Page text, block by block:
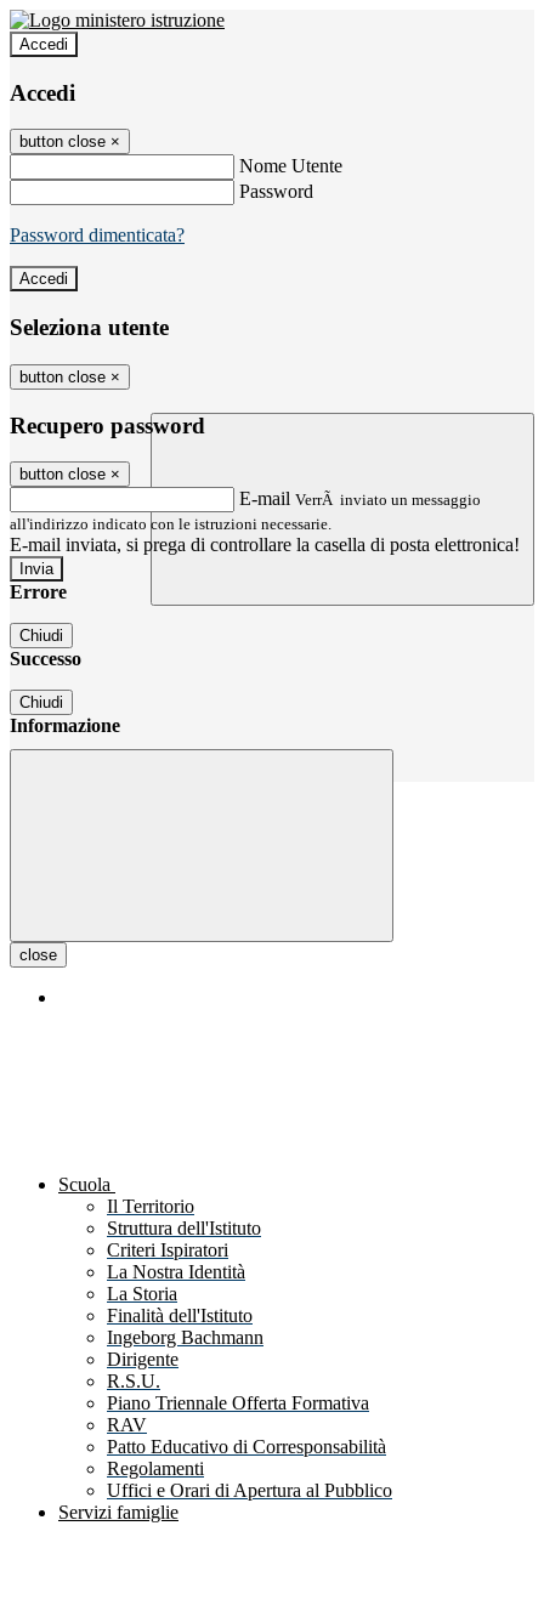
Accedi
Accedi
button close ×
Nome Utente
Password
Password dimenticata?
Seleziona utente
button close ×
Recupero password
button close ×
E-mail VerrÃ inviato un messaggio
all'indirizzo indicato con le istruzioni necessarie.
E-mail inviata, si prega di controllare la casella di posta elettronica!
Errore
Chiudi
Successo
Chiudi
Informazione
close
Scuola
Il Territorio
Struttura dell'Istituto
Criteri Ispiratori
La Nostra Identità
La Storia
Finalità dell'Istituto
Ingeborg Bachmann
Dirigente
R.S.U.
Piano Triennale Offerta Formativa
RAV
Patto Educativo di Corresponsabilità
Regolamenti
Uffici e Orari di Apertura al Pubblico
Servizi famiglie